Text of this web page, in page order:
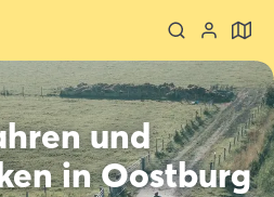
und
in Oostburg